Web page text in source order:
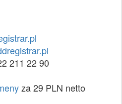
211 22 90
za 29 PLN netto